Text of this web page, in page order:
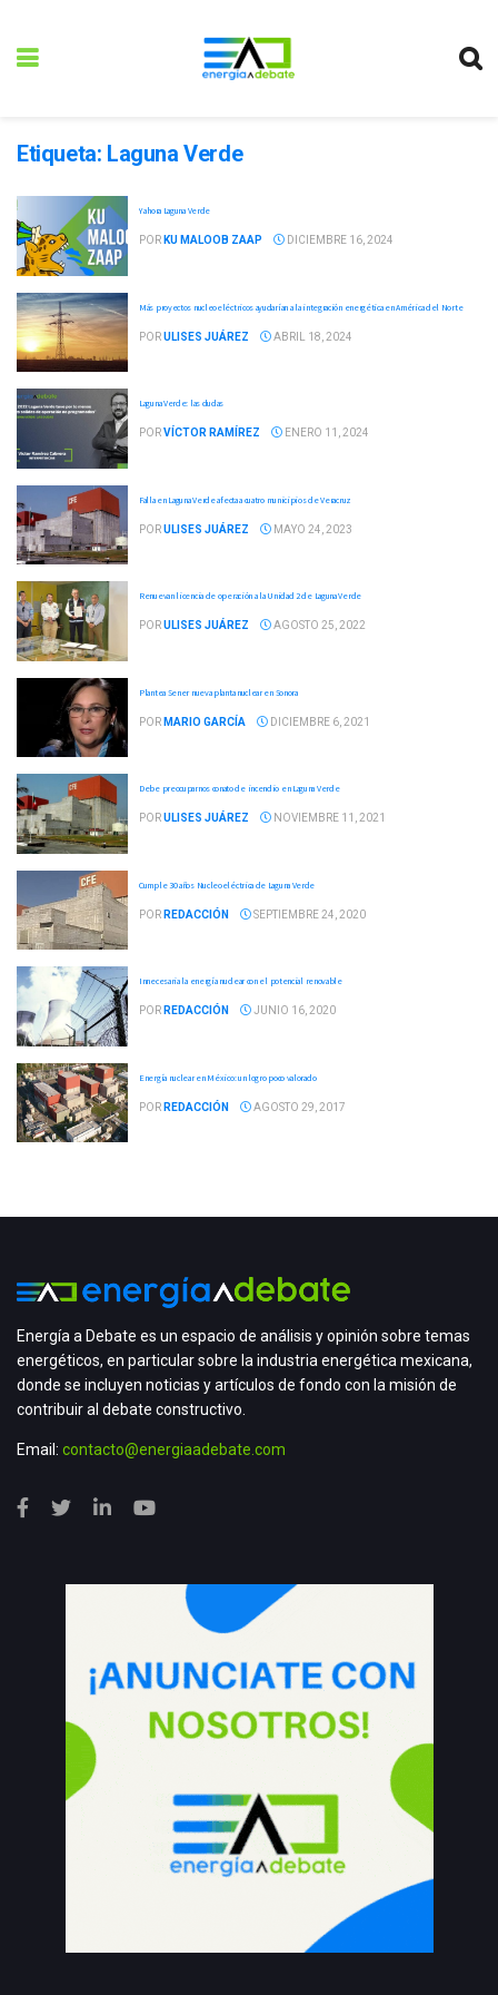
Etiqueta: Laguna Verde
Y ahora Laguna Verde
POR KU MALOOB ZAAP DICIEMBRE 16, 2024
Más proyectos nucleoeléctricos ayudarían a la integración energética en América del Norte
PORULISES JUÁREZ ABRIL 18, 2024
Laguna Verde: las dudas
PORVÍCTOR RAMÍREZ ENERO 11, 2024
Falla en Laguna Verde afecta a cuatro municipios de Veracruz
PORULISES JUÁREZ MAYO 24, 2023
Renuevan licencia de operación a la Unidad 2 de Laguna Verde
PORULISES JUÁREZ AGOSTO 25, 2022
Plantea Sener nueva planta nuclear en Sonora
POR MARIO GARCÍA DICIEMBRE 6, 2021
Debe preocuparnos conato de incendio en Laguna Verde
PORULISES JUÁREZ NOVIEMBRE 11, 2021
Cumple 30 años Nucleoeléctrica de Laguna Verde
POR REDACCIÓN SEPTIEMBRE 24, 2020
Innecesaria la energía nuclear con el potencial renovable
POR REDACCIÓN JUNIO 16, 2020
Energía nuclear en México: un logro poco valorado
POR REDACCIÓN AGOSTO 29, 2017
Energía a Debate es un espacio de análisis y opinión sobre temas
energéticos, en particular sobre la industria energética mexicana,
donde se incluyen noticias y artículos de fondo con la misión de
contribuir al debate constructivo.
Email: contacto@energiaadebate.com